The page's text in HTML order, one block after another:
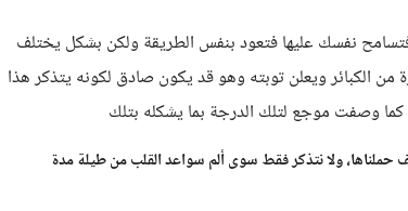
نفسك عليها فتعود بنفس الطريقة ولكن بشكل يختلف
الكبائر ويعلن توبته وهو قد يكون صادق لكونه يتذكر هذا
كما وصفت موجع لتلك الدرجة بما يشكله بتلك
حملناها، ولا نتذكر فقط سوى ألم سواعد القلب من طيلة مدة